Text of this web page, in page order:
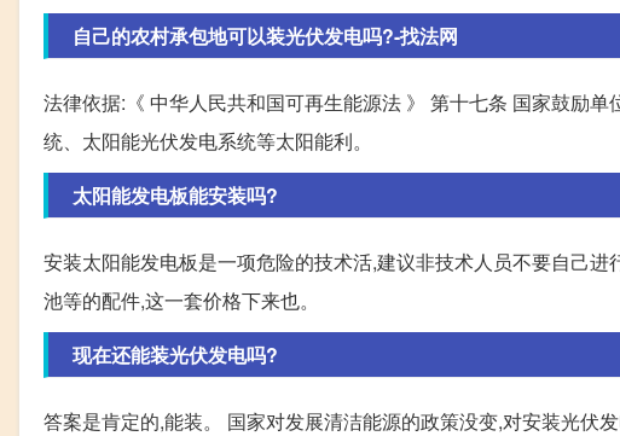
自己的农村承包地可以装光伏发电吗?-找法网
法律依据:《 中华人民共和国可再生能源法 》 第十七条 国家鼓励
统、太阳能光伏发电系统等太阳能利。
太阳能发电板能安装吗?
安装太阳能发电板是一项危险的技术活,建议非技术人员不要自己
池等的配件,这一套价格下来也。
现在还能装光伏发电吗?
答案是肯定的,能装。 国家对发展清洁能源的政策没变,对安装光伏